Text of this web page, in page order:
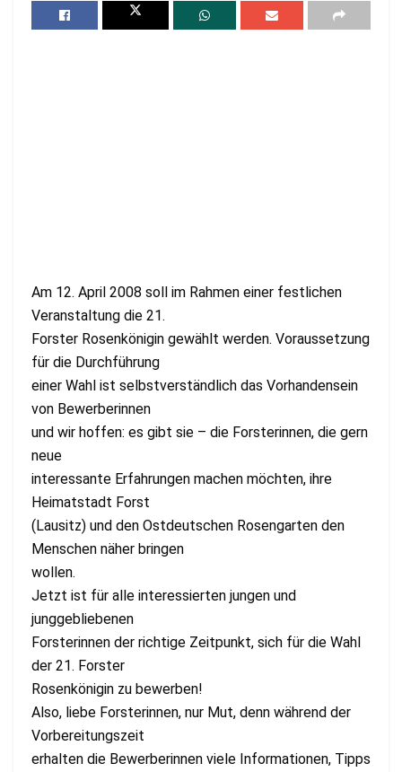
Am 12. April 2008 soll im Rahmen einer festlichen
Veranstaltung die 21.
Forster Rosenkönigin gewählt werden. Voraussetzung
für die Durchführung
einer Wahl ist selbstverständlich das Vorhandensein
von Bewerberinnen
und wir hoffen: es gibt sie – die Forsterinnen, die gern
neue
interessante Erfahrungen machen möchten, ihre
Heimatstadt Forst
(Lausitz) und den Ostdeutschen Rosengarten den
Menschen näher bringen
wollen.
Jetzt ist für alle interessierten jungen und
junggebliebenen
Forsterinnen der richtige Zeitpunkt, sich für die Wahl
der 21. Forster
Rosenkönigin zu bewerben!
Also, liebe Forsterinnen, nur Mut, denn während der
Vorbereitungszeit
erhalten die Bewerberinnen viele Informationen, Tipps